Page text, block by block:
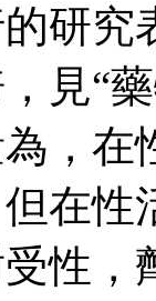
研究
見“
，在
在性
性，